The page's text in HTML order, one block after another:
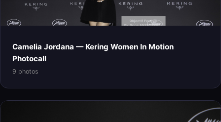
Camelia Jordana — Kering Women In Motion
Photocall
9 photos